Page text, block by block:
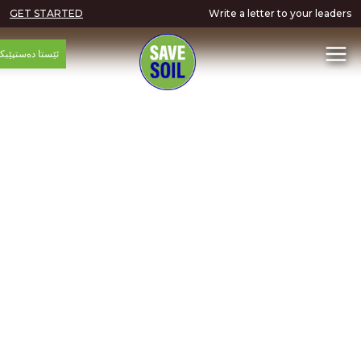
Write a letter to your
GET STARTED
ئێستا دەستپێبکە